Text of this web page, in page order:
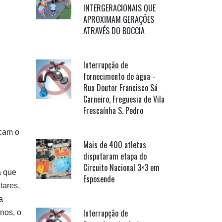
o
que
o
INTERGERACIONAIS QUE
APROXIMAM GERAÇÕES
ATRAVÉS DO BOCCIA
Interrupção de
fornecimento de água -
Rua Doutor Francisco Sá
Carneiro, Freguesia de Vila
Frescaínha S. Pedro
Mais de 400 atletas
disputaram etapa do
Circuito Nacional 3×3 em
Esposende
Interrupção de